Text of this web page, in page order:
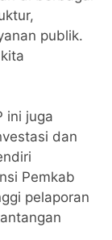
publik.
ini juga
dan
Pemkab
pelaporan